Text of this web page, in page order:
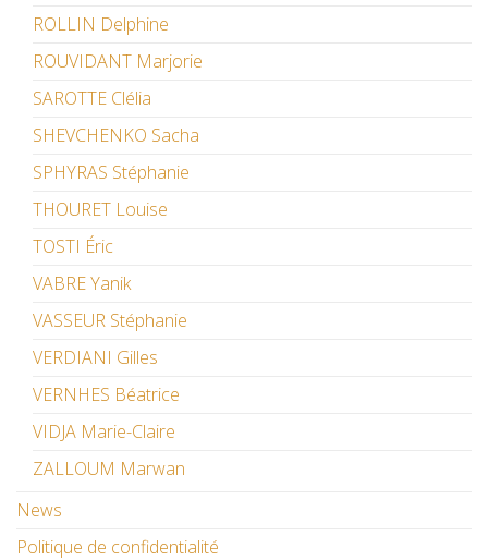
ROLLIN Delphine
ROUVIDANT Marjorie
SAROTTE Clélia
SHEVCHENKO Sacha
SPHYRAS Stéphanie
THOURET Louise
TOSTI Éric
VABRE Yanik
VASSEUR Stéphanie
VERDIANI Gilles
VERNHES Béatrice
VIDJA Marie-Claire
ZALLOUM Marwan
News
Politique de confidentialité